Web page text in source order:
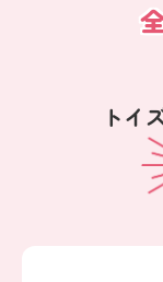
トイ